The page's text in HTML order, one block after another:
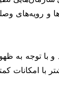
و رویه‌های
و با توجه به
امکانات